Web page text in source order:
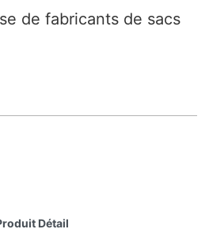
de fabricants de sacs
Détail